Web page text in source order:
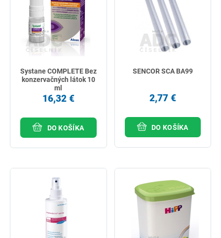
Systane COMPLETE Bez
konzervačných látok 10
ml
16,32 €
DO KOŠÍKA
SENCOR SCA BA99
2,77 €
DO KOŠÍKA